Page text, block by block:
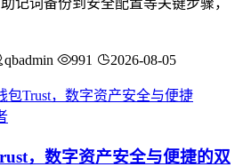
qbadmin 991 2026-08-05
，数字资产安全与便捷的双